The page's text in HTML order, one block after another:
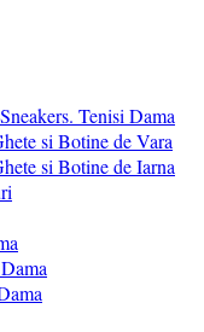
Tenisi Dama
si Botine de Vara
si Botine de Iarna